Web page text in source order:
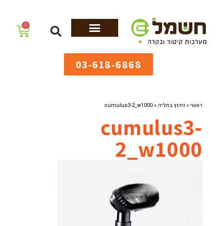
0
03-618-6868
ראשי»גיהוץ בתליה »
cumulus3-2_w1000
cumulus3-
2_w1000